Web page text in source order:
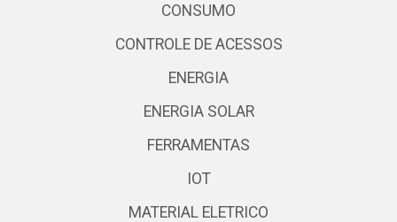
CONSUMO
CONTROLE DE ACESSOS
ENERGIA
ENERGIA SOLAR
FERRAMENTAS
IOT
MATERIAL ELETRICO